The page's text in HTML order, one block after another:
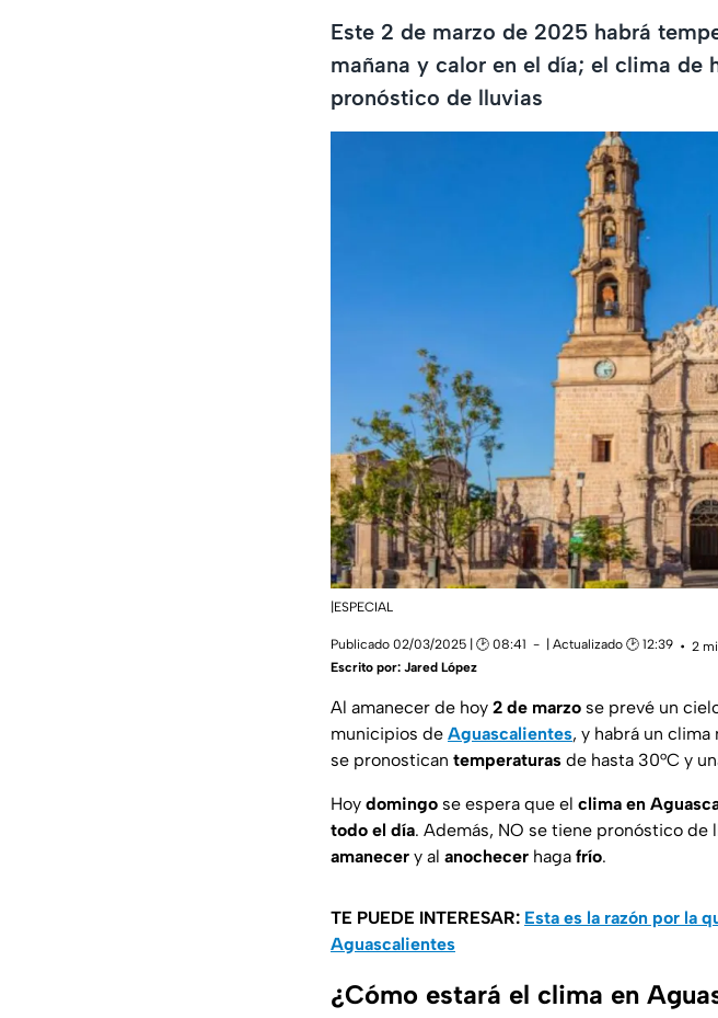
Este 2 de marzo de 2025 habrá
mañana y calor en el día; el clima de
pronóstico de lluvias
|ESPECIAL
Publicado 02/03/2025 | 🕑 08:41 | Actualizado 🕑 12:39
2
Escrito por: Jared López
Al amanecer de hoy 2 de marzo se prevé un
municipios de Aguascalientes, y habrá un
se pronostican temperaturas de hasta 30°C y
Hoy domingo se espera que el clima en
todo el día. Además, NO se tiene pronóstico de
amanecer y al anochecer haga frío.
TE PUEDE INTERESAR: Esta es la razón por la
Aguascalientes
¿Cómo estará el clima en